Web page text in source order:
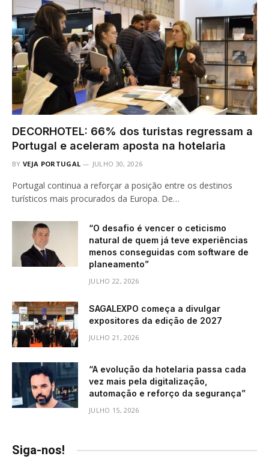
DECORHOTEL: 66% dos turistas regressam a
Portugal e aceleram aposta na hotelaria
BY VEJA PORTUGAL JULHO 30, 2026
Portugal continua a reforçar a posição entre os destinos
turísticos mais procurados da Europa. De…
“O desafio é vencer o ceticismo
natural de quem já teve experiências
menos conseguidas com software de
planeamento”
JULHO 22, 2026
SAGALEXPO começa a divulgar
expositores da edição de 2027
JULHO 21, 2026
“A evolução da hotelaria passa cada
vez mais pela digitalização,
automação e reforço da segurança”
JULHO 15, 2026
Siga-nos!